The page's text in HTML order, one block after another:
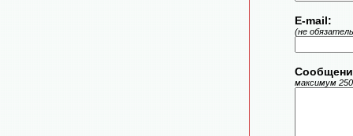
E-mail:
(не
максимум